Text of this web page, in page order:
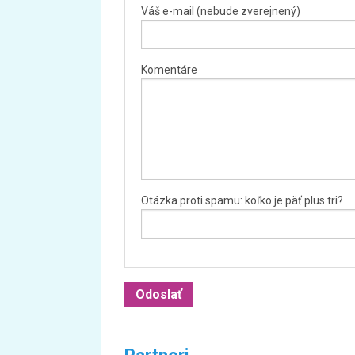
Váš e-mail (nebude zverejnený)
Komentáre
Otázka proti spamu: koľko je päť plus tri?